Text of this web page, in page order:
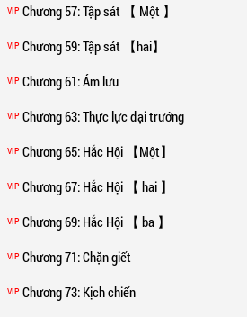
VIP Chương 57: Tập sát 【 Một 】
VIP Chương 59: Tập sát 【hai】
VIP Chương 61: Ám lưu
VIP Chương 63: Thực lực đại trướng
VIP Chương 65: Hắc Hội 【Một】
VIP Chương 67: Hắc Hội 【 hai 】
VIP Chương 69: Hắc Hội 【 ba 】
VIP Chương 71: Chặn giết
VIP Chương 73: Kịch chiến